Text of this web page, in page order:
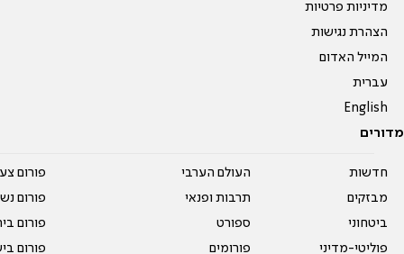
מדיניות פרטיות
הצהרת נגישות
המייל האדום
עברית
English
מדורים
חדשות
מבזקים
ביטחוני
פוליטי-מדיני
העולם הערבי
תרבות ופנאי
ספורט
פורומים
פורום
פורום
פורום
פורום